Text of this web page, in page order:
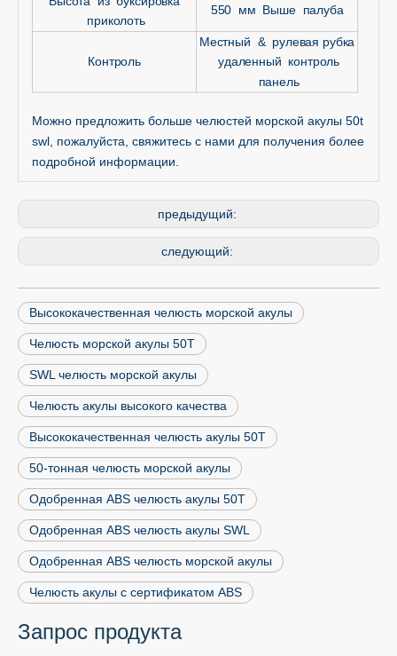
приколоть
550 мм Выше палуба
Контроль
Местный & рулевая рубка
удаленный контроль
панель
Можно предложить больше челюстей морской акулы 50t
swl, пожалуйста, свяжитесь с нами для получения более
подробной информации.
предыдущий:
следующий:
Высококачественная челюсть морской акулы
Челюсть морской акулы 50T
SWL челюсть морской акулы
Челюсть акулы высокого качества
Высококачественная челюсть акулы 50T
50-тонная челюсть морской акулы
Одобренная ABS челюсть акулы 50T
Одобренная ABS челюсть акулы SWL
Одобренная ABS челюсть морской акулы
Челюсть акулы с сертификатом ABS
Запрос продукта